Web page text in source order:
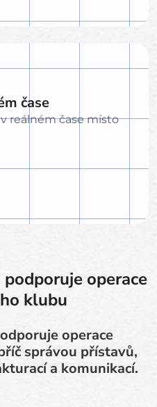
čase
reálném čase místo
operace
klubu
operace
správou přístavů,
a komunikací.